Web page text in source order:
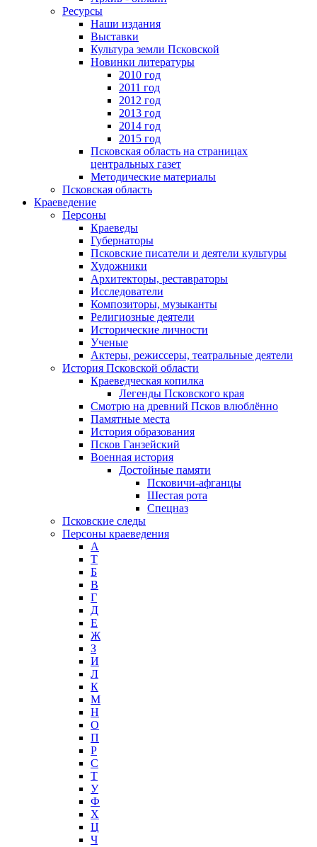
Ресурсы
Наши издания
Выставки
Культура земли Псковской
Новинки литературы
2010 год
2011 год
2012 год
2013 год
2014 год
2015 год
Псковская область на страницах
центральных газет
Методические материалы
Псковская область
Краеведение
Персоны
Краеведы
Губернаторы
Псковские писатели и деятели культуры
Художники
Архитекторы, реставраторы
Исследователи
Композиторы, музыканты
Религиозные деятели
Исторические личности
Ученые
Актеры, режиссеры, театральные деятели
История Псковской области
Краеведческая копилка
Легенды Псковского края
Смотрю на древний Псков влюблённо
Памятные места
История образования
Псков Ганзейский
Военная история
Достойные памяти
Псковичи-афганцы
Шестая рота
Спецназ
Псковские следы
Персоны краеведения
А
T
Б
В
Г
Д
Е
Ж
З
И
Л
К
М
Н
О
П
Р
С
Т
У
Ф
Х
Ц
Ч